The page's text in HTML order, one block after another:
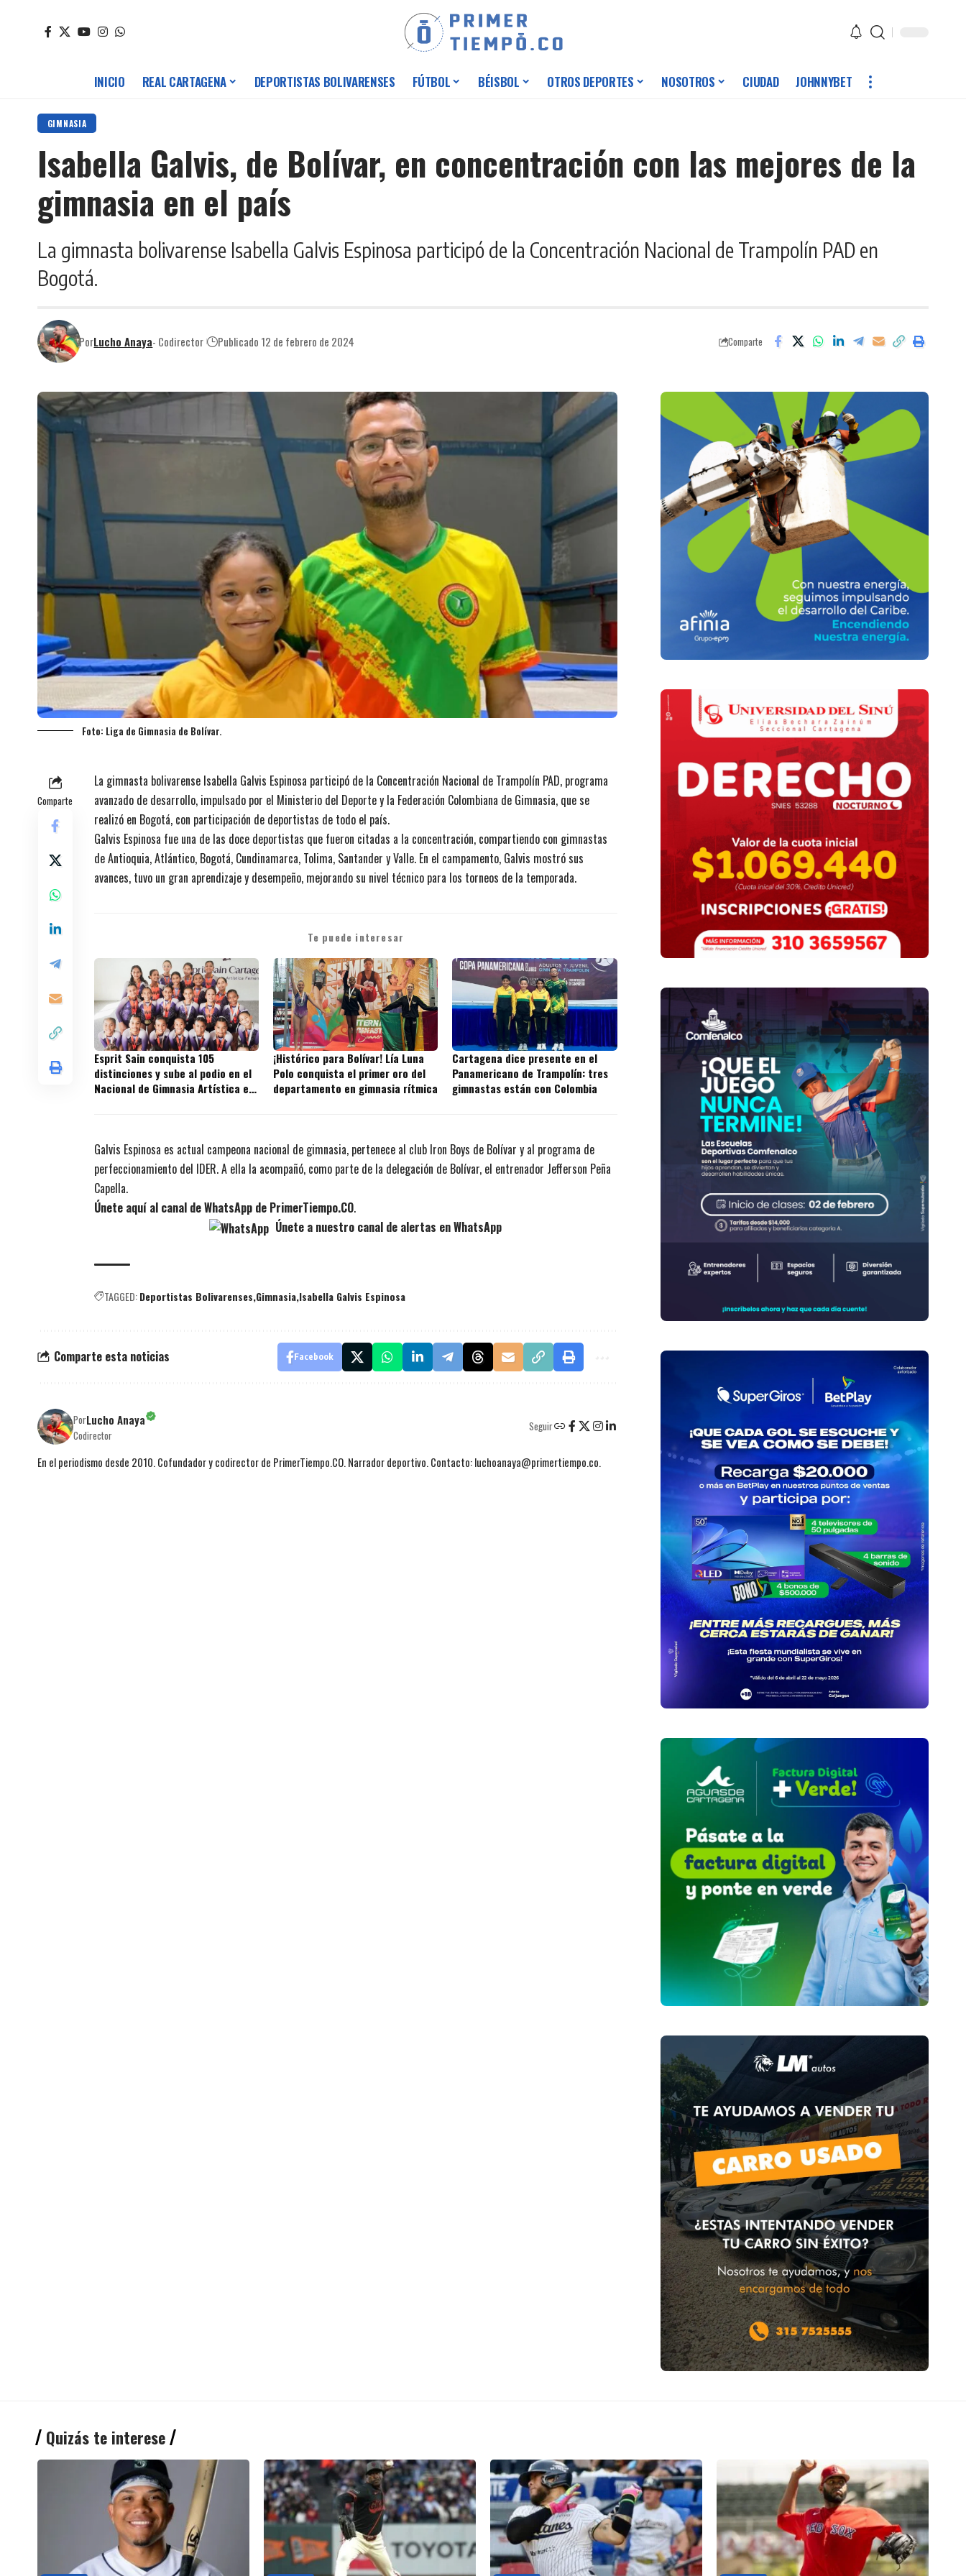
INICIO REAL CARTAGENA DEPORTISTAS BOLIVARENSES FÚTBOL BÉISBOL OTROS DEPORTES NOSOTROS CIUDAD JOHNNYBET
GIMNASIA
Isabella Galvis, de Bolívar, en concentración con las mejores de la
gimnasia en el país
La gimnasta bolivarense Isabella Galvis Espinosa participó de la Concentración Nacional de Trampolín PAD en
Bogotá.
PorLucho Anaya- Codirector Publicado 12 de febrero de 2024 Comparte
Foto: Liga de Gimnasia de Bolívar.
Comparte
La gimnasta bolivarense Isabella Galvis Espinosa participó de la Concentración Nacional de Trampolín PAD, programa
avanzado de desarrollo, impulsado por el Ministerio del Deporte y la Federación Colombiana de Gimnasia, que se
realizó en Bogotá, con participación de deportistas de todo el país.
Galvis Espinosa fue una de las doce deportistas que fueron citadas a la concentración, compartiendo con gimnastas
de Antioquia, Atlántico, Bogotá, Cundinamarca, Tolima, Santander y Valle. En el campamento, Galvis mostró sus
avances, tuvo un gran aprendizaje y desempeño, mejorando su nivel técnico para los torneos de la temporada.
Te puede interesar
Esprit Sain conquista 105
distinciones y sube al podio en el
Nacional de Gimnasia Artística en
¡Histórico para Bolívar! Lía Luna
Polo conquista el primer oro del
departamento en gimnasia rítmica
Cartagena dice presente en el
Panamericano de Trampolín: tres
gimnastas están con Colombia
Galvis Espinosa es actual campeona nacional de gimnasia, pertenece al club Iron Boys de Bolívar y al programa de
perfeccionamiento del IDER. A ella la acompañó, como parte de la delegación de Bolívar, el entrenador Jefferson Peña
Capella.
Únete aquí al canal de WhatsApp de PrimerTiempo.CO.
Únete a nuestro canal de alertas en WhatsApp
TAGGED:Deportistas Bolivarenses Gimnasia Isabella Galvis Espinosa
Comparte esta noticias Facebook
PorLucho Anaya
Codirector
Seguir
En el periodismo desde 2010. Cofundador y codirector de PrimerTiempo.CO. Narrador deportivo. Contacto: luchoanaya@primertiempo.co.
Quizás te interese